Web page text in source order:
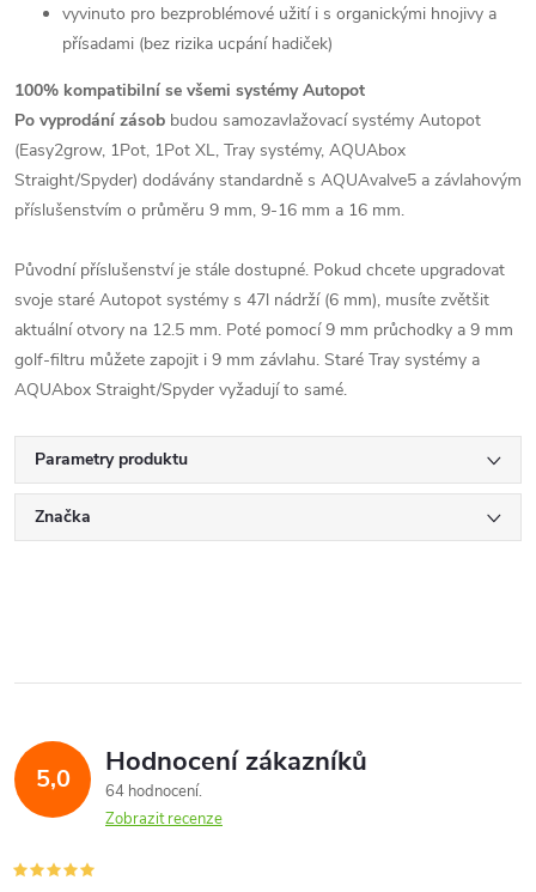
vyvinuto pro bezproblémové užití i s organickými hnojivy a
přísadami (bez rizika ucpání hadiček)
100% kompatibilní se všemi systémy Autopot
Po vyprodání zásob budou samozavlažovací systémy Autopot
(Easy2grow, 1Pot, 1Pot XL, Tray systémy, AQUAbox
Straight/Spyder) dodávány standardně s AQUAvalve5 a závlahovým
příslušenstvím o průměru 9 mm, 9-16 mm a 16 mm.
Původní příslušenství je stále dostupné. Pokud chcete upgradovat
svoje staré Autopot systémy s 47l nádrží (6 mm), musíte zvětšit
aktuální otvory na 12.5 mm. Poté pomocí 9 mm průchodky a 9 mm
golf-filtru můžete zapojit i 9 mm závlahu. Staré Tray systémy a
AQUAbox Straight/Spyder vyžadují to samé.
Parametry produktu
Značka
5,0 Hodnocení zákazníků
64 hodnocení
Zobrazit recenze